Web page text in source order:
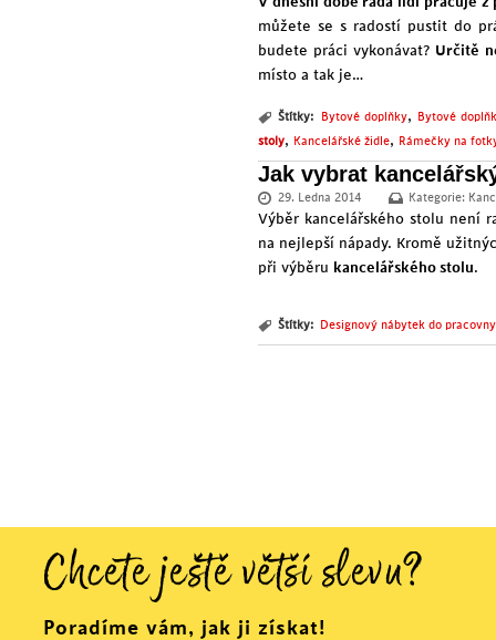
můžete se s radostí pustit do
budete práci vykonávat? Určitě
místo a tak je…
Štítky: Bytové doplňky,
Bytové
stoly, Kancelářské židle, Rámečky na
Jak vybrat
29. Ledna 2014 Kategorie:
Výběr kancelářského stolu není
na nejlepší nápady. Kromě
při výběru kancelářského stolu.
Štítky: Designový nábytek do pracovny
Chcete ještě větší slevu?
Poradíme vám, jak ji získat!